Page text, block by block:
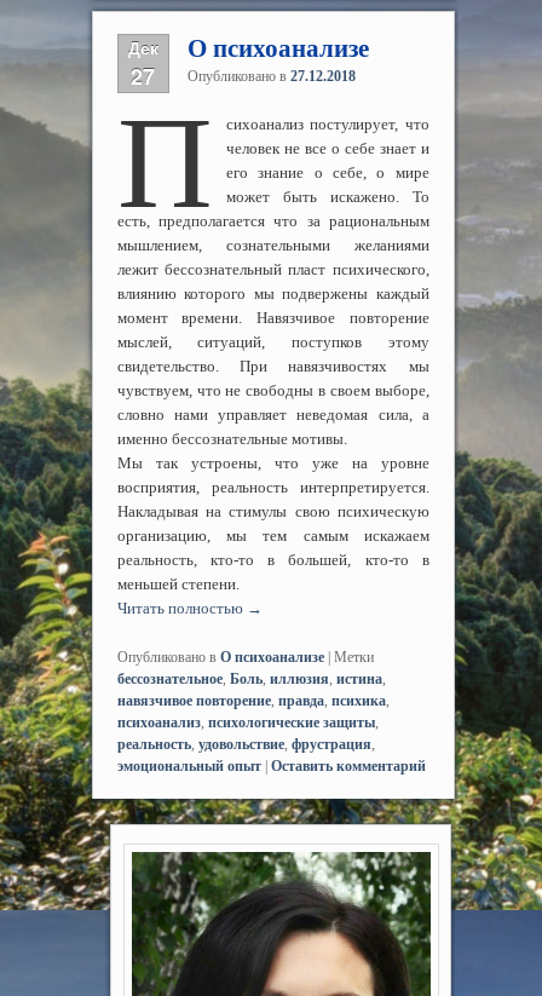
Дек
27
О психоанализе
Опубликовано в 27.12.2018
П
сихоанализ постулирует, что
человек не все о себе знает и
его знание о себе, о мире
может быть искажено. То
есть, предполагается что за рациональным
мышлением, сознательными желаниями
лежит бессознательный пласт психического,
влиянию которого мы подвержены каждый
момент времени. Навязчивое повторение
мыслей, ситуаций, поступков этому
свидетельство. При навязчивостях мы
чувствуем, что не свободны в своем выборе,
словно нами управляет неведомая сила, а
именно бессознательные мотивы.
Мы так устроены, что уже на уровне
восприятия, реальность интерпретируется.
Накладывая на стимулы свою психическую
организацию, мы тем самым искажаем
реальность, кто-то в большей, кто-то в
меньшей степени.
Читать полностью →
Опубликовано в О психоанализе | Метки
бессознательное, Боль, иллюзия, истина,
навязчивое повторение, правда, психика,
психоанализ, психологические защиты,
реальность, удовольствие, фрустрация,
эмоциональный опыт | Оставить комментарий